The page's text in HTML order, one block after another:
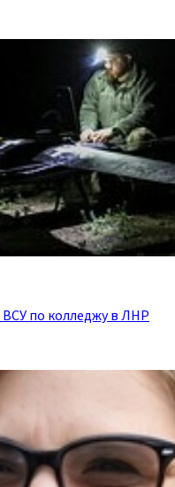
по колледжу в ЛНР